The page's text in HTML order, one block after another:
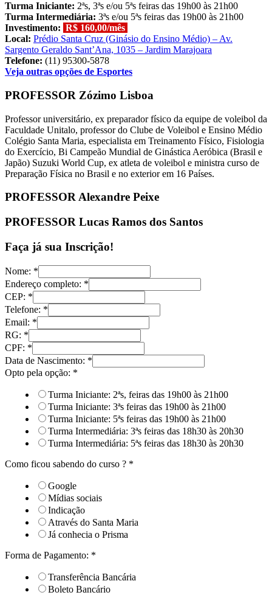
Turma Iniciante: 2ªs, 3ªs e/ou 5ªs feiras das 19h00 às 21h00
Turma Intermediária: 3ªs e/ou 5ªs feiras das 19h00 às 21h00
Investimento: R$ 160,00/mês
Local: Prédio Santa Cruz (Ginásio do Ensino Médio) – Av.
Sargento Geraldo Sant’Ana, 1035 – Jardim Marajoara
Telefone: (11) 95300-5878
Veja outras opções de Esportes
PROFESSOR Zózimo Lisboa
Professor universitário, ex preparador físico da equipe de voleibol da
Faculdade Unitalo, professor do Clube de Voleibol e Ensino Médio
Colégio Santa Maria, especialista em Treinamento Físico, Fisiologia
do Exercício, Bi Campeão Mundial de Ginástica Aeróbica (Brasil e
Japão) Suzuki World Cup, ex atleta de voleibol e ministra curso de
Preparação Física no Brasil e no exterior em 16 Países.
PROFESSOR Alexandre Peixe
PROFESSOR Lucas Ramos dos Santos
Faça já sua Inscrição!
Nome: *
Endereço completo: *
CEP: *
Telefone: *
Email: *
RG: *
CPF: *
Data de Nascimento: *
Opto pela opção: *
Turma Iniciante: 2ªs, feiras das 19h00 às 21h00
Turma Iniciante: 3ªs feiras das 19h00 às 21h00
Turma Iniciante: 5ªs feiras das 19h00 às 21h00
Turma Intermediária: 3ªs feiras das 18h30 às 20h30
Turma Intermediária: 5ªs feiras das 18h30 às 20h30
Como ficou sabendo do curso ? *
Google
Mídias sociais
Indicação
Através do Santa Maria
Já conhecia o Prisma
Forma de Pagamento: *
Transferência Bancária
Boleto Bancário